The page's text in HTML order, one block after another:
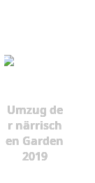
Umzug de
r närrisch
en Garden
2019